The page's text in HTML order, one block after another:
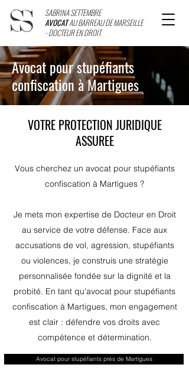
SABRINA SETTEMBRE
AVOCATAU BARREAU DE MARSEILLE
- DOCTEUR EN DROIT
Avocat pour stupéfiants
confiscation à Martigues
VOTRE PROTECTION JURIDIQUE
ASSUREE
Vous cherchez un avocat pour stupéfiants
confiscation à Martigues ?
Je mets mon expertise de Docteur en Droit
au service de votre défense. Face aux
accusations de vol, agression, stupéfiants
ou violences, je construis une stratégie
personnalisée fondée sur la dignité et la
probité. En tant qu'avocat pour stupéfiants
confiscation à Martigues, mon engagement
est clair : défendre vos droits avec
compétence et détermination.
Avocat pour stupéfiants près de Martigues